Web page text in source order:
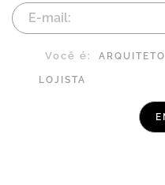
Você é: ARQUITETO
LOJISTA